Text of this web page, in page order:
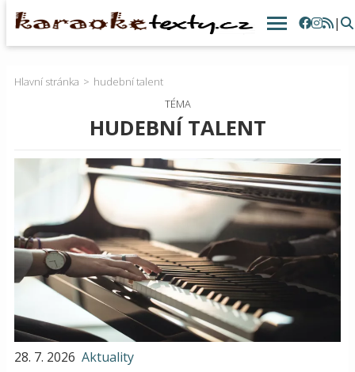
|
Hlavní stránka
hudební talent
TÉMA
HUDEBNÍ TALENT
28. 7. 2026 Aktuality